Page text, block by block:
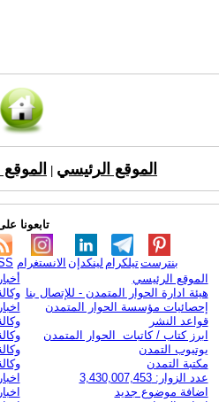
الموقع الرئيسي
تابعونا
الانستغرام لينكدإن تيلكرامبنترست
الموقع الرئيسي
هيئة ادارة الحوار المتمدن - للإتصال بنا
إحصائيات مؤسسة الحوار المتمدن
قواعد النشر
ابرز كتاب / كاتبات الحوار المتمدن
يوتيوب التمدن
مكتبة التمدن
عدد الزوار: 3,430,007,453
اضافة موضوع جديد